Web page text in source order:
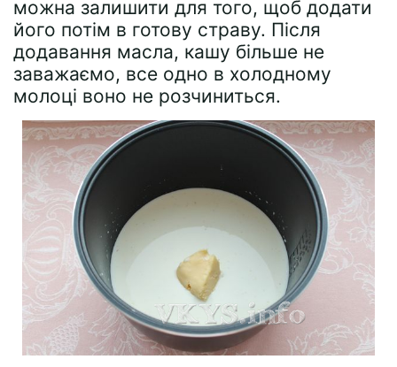
можна залишити для того, щоб додати
його потім в готову страву. Після
додавання масла, кашу більше не
заважаємо, все одно в холодному
молоці воно не розчиниться.